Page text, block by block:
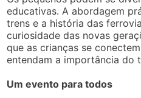
educativas. A abordagem
trens e a história das
curiosidade das novas
que as crianças se
entendam a importância do
Um evento para todos